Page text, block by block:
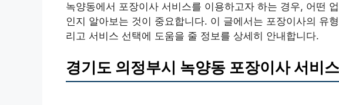
녹양동에서 포장이사 서비스를 이용하고자 하는 경우, 어떤
인지 알아보는 것이 중요합니다. 이 글에서는 포장이사의 유
리고 서비스 선택에 도움을 줄 정보를 상세히 안내합니다.
경기도 의정부시 녹양동 포장이사 서비